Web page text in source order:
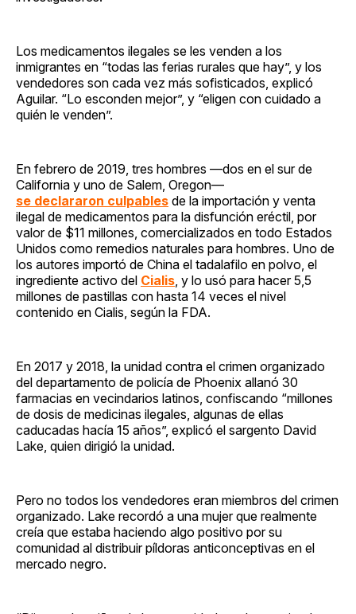
Los medicamentos ilegales se les venden a los
inmigrantes en “todas las ferias rurales que hay”, y los
vendedores son cada vez más sofisticados, explicó
Aguilar. “Lo esconden mejor”, y “eligen con cuidado a
quién le venden”.
En febrero de 2019, tres hombres —dos en el sur de
California y uno de Salem, Oregon—
se declararon culpables de la importación y venta
ilegal de medicamentos para la disfunción eréctil, por
valor de $11 millones, comercializados en todo Estados
Unidos como remedios naturales para hombres. Uno de
los autores importó de China el tadalafilo en polvo, el
ingrediente activo del Cialis , y lo usó para hacer 5,5
millones de pastillas con hasta 14 veces el nivel
contenido en Cialis, según la FDA.
En 2017 y 2018, la unidad contra el crimen organizado
del departamento de policía de Phoenix allanó 30
farmacias en vecindarios latinos, confiscando “millones
de dosis de medicinas ilegales, algunas de ellas
caducadas hacía 15 años”, explicó el sargento David
Lake, quien dirigió la unidad.
Pero no todos los vendedores eran miembros del crimen
organizado. Lake recordó a una mujer que realmente
creía que estaba haciendo algo positivo por su
comunidad al distribuir píldoras anticonceptivas en el
mercado negro.